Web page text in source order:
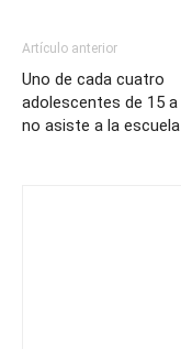
Artículo anterior
Uno de cada cuatro
adolescentes de 15
no asiste a la escuela